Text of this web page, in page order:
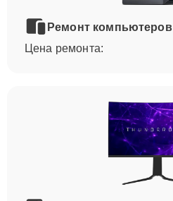
Ремонт компьютеров
Цена ремонта: